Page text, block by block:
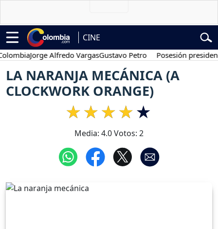
CINE
Jorge Alfredo VargasGustavo Petro Posesión presidencial
LA NARANJA MECÁNICA (A
CLOCKWORK ORANGE)
Media: 4.0Votos: 2